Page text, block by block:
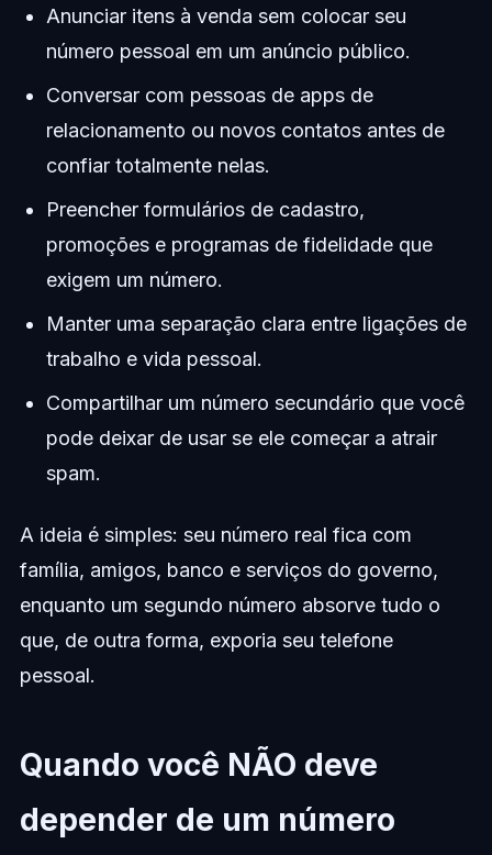
Anunciar itens à venda sem colocar seu
número pessoal em um anúncio público.
Conversar com pessoas de apps de
relacionamento ou novos contatos antes de
confiar totalmente nelas.
Preencher formulários de cadastro,
promoções e programas de fidelidade que
exigem um número.
Manter uma separação clara entre ligações de
trabalho e vida pessoal.
Compartilhar um número secundário que você
pode deixar de usar se ele começar a atrair
spam.
A ideia é simples: seu número real fica com
família, amigos, banco e serviços do governo,
enquanto um segundo número absorve tudo o
que, de outra forma, exporia seu telefone
pessoal.
Quando você NÃO deve
depender de um número